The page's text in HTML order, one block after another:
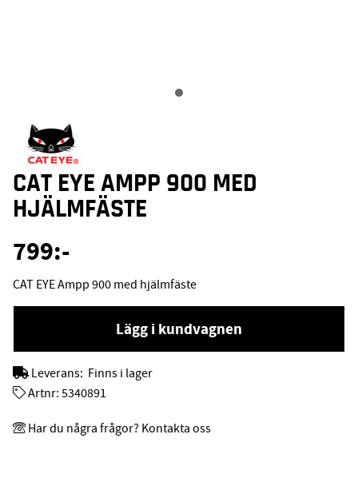
CAT EYE AMPP 900 MED
HJÄLMFÄSTE
799:-
CAT EYE Ampp 900 med hjälmfäste
Lägg i kundvagnen
Leverans: Finns i lager
Artnr: 5340891
Har du några frågor? Kontakta oss